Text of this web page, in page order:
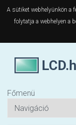
A sütiket webhelyünkön a
folytatja a webhelyen a
Főmenü